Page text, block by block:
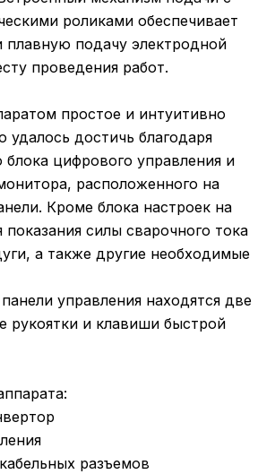
роликами обеспечивает
подачу электродной
проведения работ.
простое и интуитивно
удалось достичь благодаря
блока цифрового управления и
расположенного на
Кроме блока настроек на
показания силы сварочного тока
а также другие необходимые
управления находятся две
рукоятки и клавиши быстрой
разъемов